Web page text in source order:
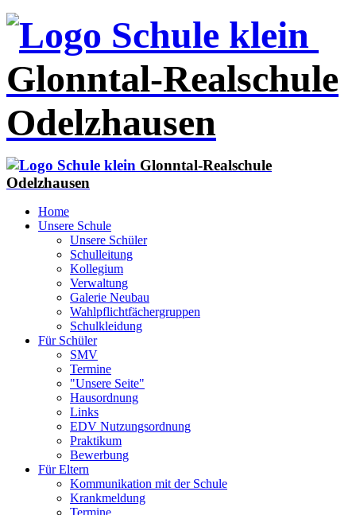
Glonntal-Realschule
Odelzhausen
Glonntal-Realschule
Odelzhausen
Home
Unsere Schule
Unsere Schüler
Schulleitung
Kollegium
Verwaltung
Galerie Neubau
Wahlpflichtfächergruppen
Schulkleidung
Für Schüler
SMV
Termine
"Unsere Seite"
Hausordnung
Links
EDV Nutzungsordnung
Praktikum
Bewerbung
Für Eltern
Kommunikation mit der Schule
Krankmeldung
Termine